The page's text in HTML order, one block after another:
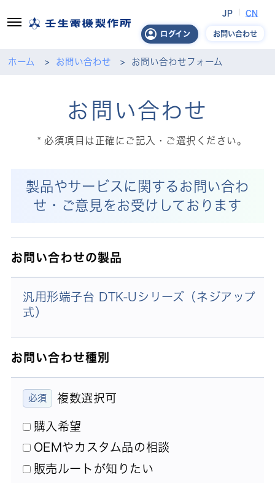
ログイン
JP CN
お問い合わせ
ホーム お問い合わせ お問い合わせフォーム
お問い合わせ
必須項目は正確にご記入・ご選択ください。
製品やサービスに関するお問い合わ
せ・ご意見をお受けしております
お問い合わせの製品
汎用形端子台 DTK-Uシリーズ（ネジアップ
式）
お問い合わせ種別
複数選択可
購入希望
OEMやカスタム品の相談
販売ルートが知りたい